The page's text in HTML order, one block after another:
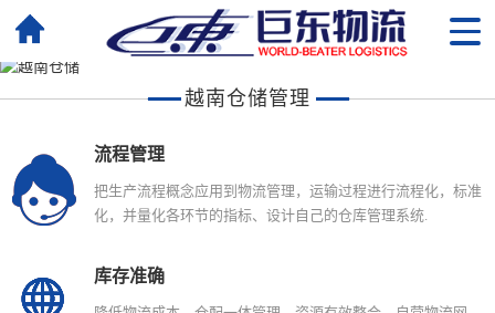
越南仓储管理
流程管理
把生产流程概念应用到物流管理，运输过程进行流程化，标准
化，并量化各环节的指标、设计自己的仓库管理系统.
库存准确